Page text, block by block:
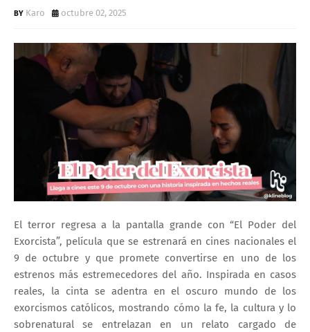
Karo octubre 02, 2025
El terror regresa a la pantalla grande con“El Poder del
Exorcista”, película que se estrenará en cines nacionales el
9 de octubre y que promete convertirse en uno de los
estrenos más estremecedores del año. Inspirada en casos
reales, la cinta se adentra en el oscuro mundo de los
exorcismos católicos, mostrando cómo la fe, la cultura y lo
sobrenatural se entrelazan en un relato cargado de